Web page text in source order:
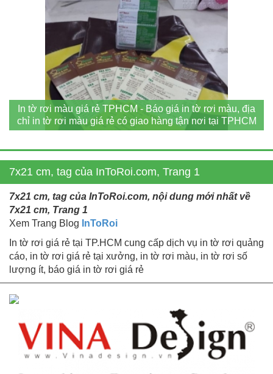
In tờ rơi màu giá rẻ TPHCM - Báo giá in tờ rơi màu, địa
chỉ in tờ rơi màu giá rẻ có giao hàng tận nơi tại TPHCM
7x21 cm, tag của InToRoi.com, Trang 1
7x21 cm, tag của InToRoi.com, nội dung mới nhất về
7x21 cm, Trang 1
Xem Trang Blog InToRoi
In tờ rơi giá rẻ tại TP.HCM cung cấp dịch vụ in tờ rơi quảng
cáo, in tờ rơi giá rẻ tại xưởng, in tờ rơi màu, in tờ rơi số
lượng ít, báo giá in tờ rơi giá rẻ